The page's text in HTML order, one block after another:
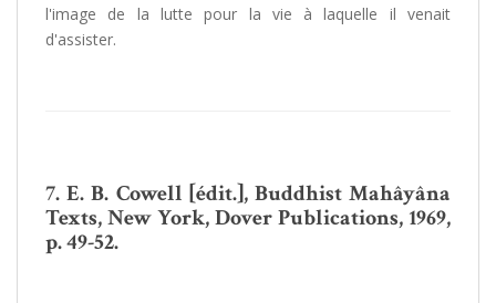
l'image de la lutte pour la vie à laquelle il venait
d'assister.
7. E. B. Cowell [édit.], Buddhist Mahâyâna
Texts, New York, Dover Publications, 1969,
p. 49-52.